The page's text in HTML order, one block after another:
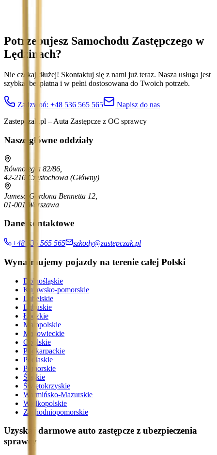
Potrzebujesz Samochodu Zastępczego w
Lędzinach?
Nie czekaj dłużej! Skontaktuj się z nami już teraz. Nasza usługa jest
szybka, bezpłatna i w pełni dostosowana do Twoich potrzeb.
Zadzwoń: +48 536 565 565
Napisz do nas
Zastepczak.pl – Auta Zastępcze z OC sprawcy
Nasze główne oddziały
Równoległa 82/86,
42-216 Częstochowa (Główny)
Jamesa Gordona Bennetta 12,
01-001 Warszawa
Dane kontaktowe
+48 536 565 565 szkody@zastepczak.pl
Wynajmujemy pojazdy na terenie całej Polski
Dolnośląskie
Kujawsko-pomorskie
Lubelskie
Lubuskie
Łódzkie
Małopolskie
Mazowieckie
Opolskie
Podkarpackie
Podlaskie
Pomorskie
Śląskie
Świętokrzyskie
Warmińsko-Mazurskie
Wielkopolskie
Zachodniopomorskie
Uzyskaj darmowe auto zastępcze z ubezpieczenia
sprawcy